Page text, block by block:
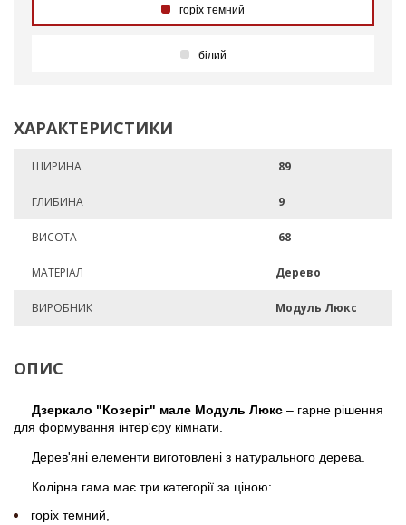
горіх темний
білий
ХАРАКТЕРИСТИКИ
ШИРИНА 89
ГЛИБИНА 9
ВИСОТА 68
МАТЕРІАЛ Дерево
ВИРОБНИК Модуль Люкс
ОПИС
Дзеркало "Козеріг" мале Модуль Люкс– гарне рішення
для формування інтер'єру кімнати.
Дерев'яні елементи виготовлені з натурального дерева.
Колірна гама має три категорії за ціною:
горіх темний,